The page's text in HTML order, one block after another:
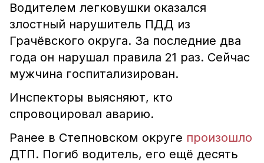
Водителем легковушки оказался
злостный нарушитель ПДД из
Грачёвского округа. За последние два
года он нарушал правила 21 раз. Сейчас
мужчина госпитализирован.
Инспекторы выясняют, кто
спровоцировал аварию.
Ранее в Степновском округе произошло
ДТП. Погиб водитель, его ещё десять